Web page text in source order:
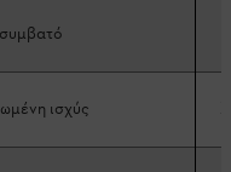
ισχύς